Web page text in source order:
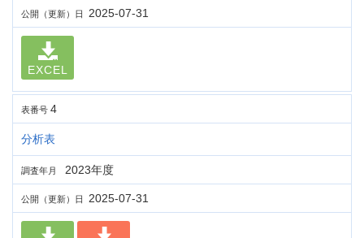
公開（更新）日 2025-07-31
EXCEL
表番号 4
分析表
調査年月 2023年度
公開（更新）日 2025-07-31